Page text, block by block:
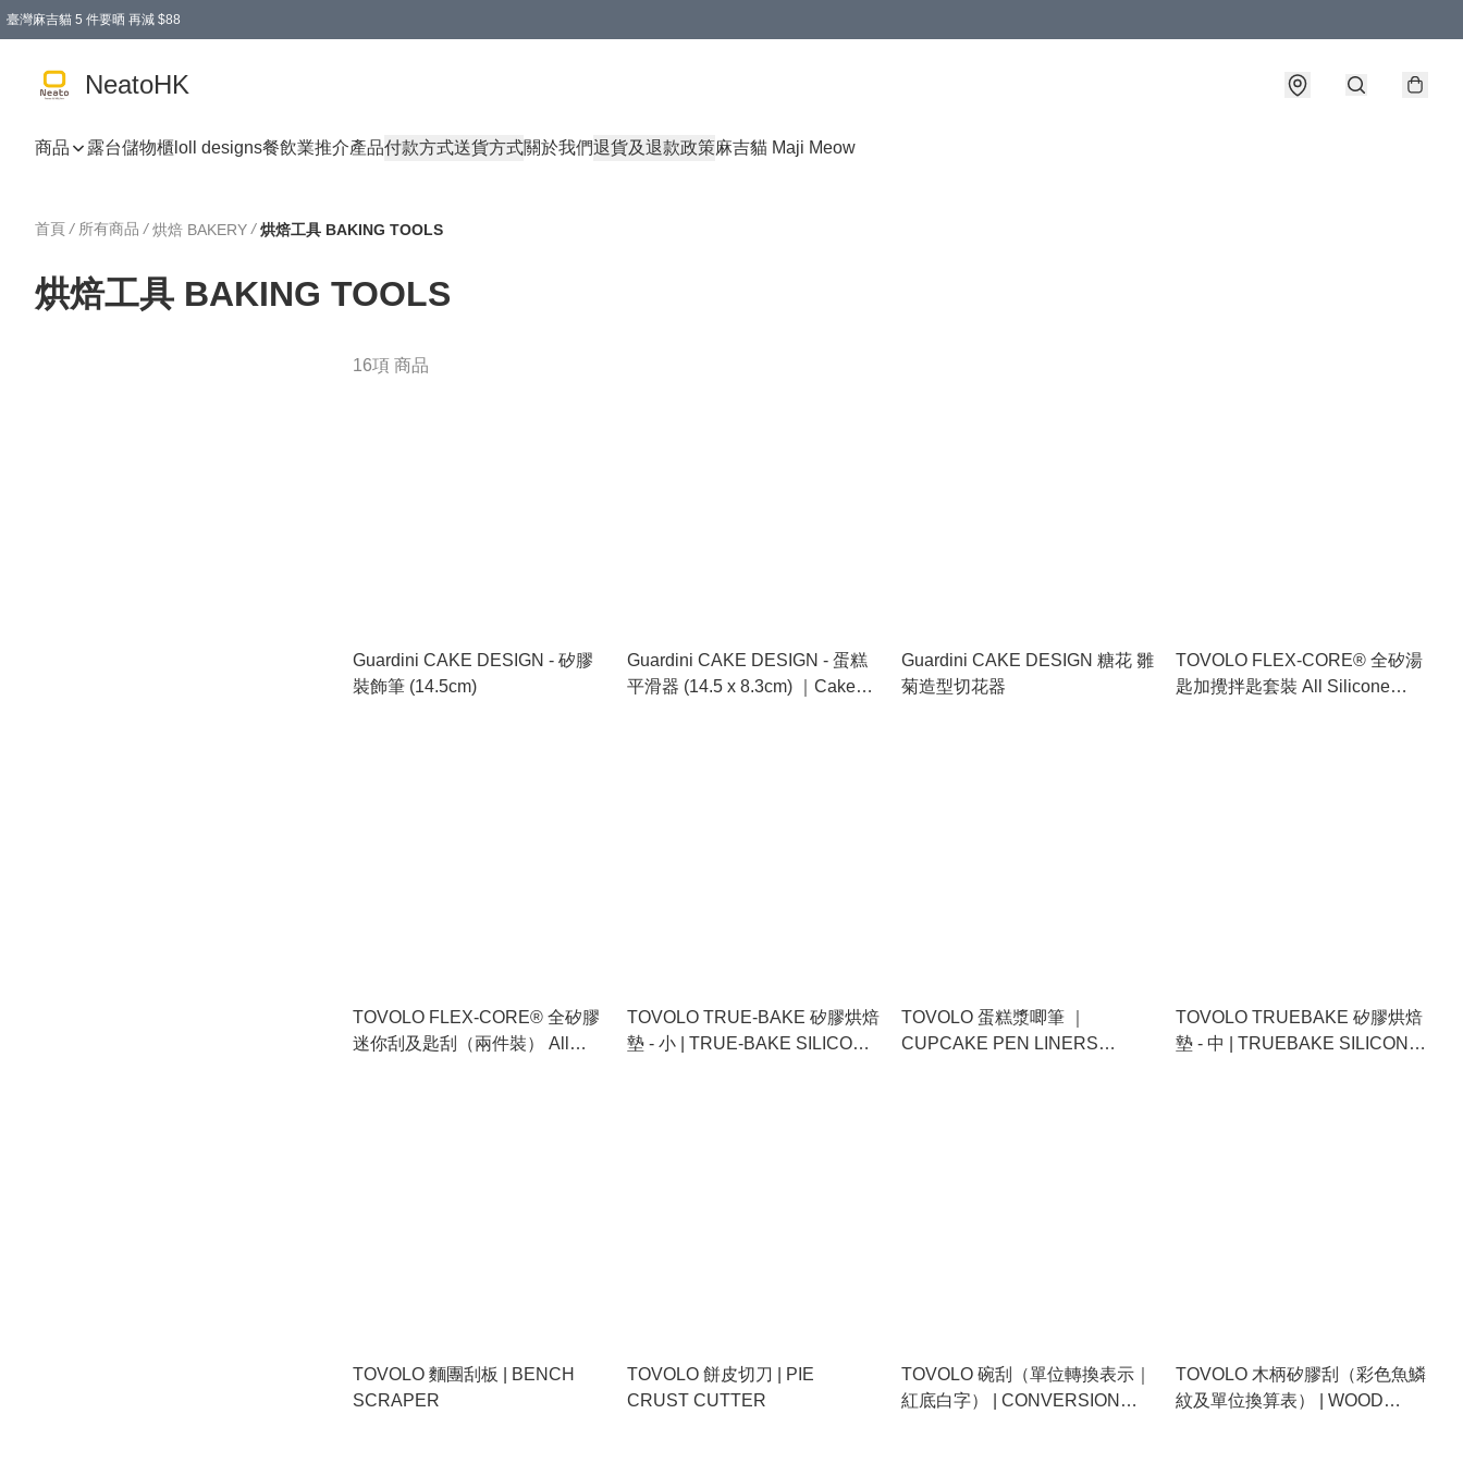
臺灣麻吉貓 5 件要晒 再減 $88
NeatoHK
商品 露台儲物櫃 loll designs餐飲業推介產品付款方式送貨方式關於我們退貨及退款政策麻吉貓 Maji Meow
首頁 / 所有商品 / 烘焙 BAKERY / 烘焙工具 BAKING TOOLS
烘焙工具 BAKING TOOLS
16項 商品
Guardini CAKE DESIGN - 矽膠
裝飾筆 (14.5cm)
Guardini CAKE DESIGN - 蛋糕
平滑器 (14.5 x 8.3cm) ｜Cake
Guardini CAKE DESIGN 糖花 雛
菊造型切花器
TOVOLO FLEX-CORE® 全矽湯
匙加攪拌匙套裝 All Silicone
TOVOLO FLEX-CORE® 全矽膠
迷你刮及匙刮（兩件裝） All
TOVOLO TRUE-BAKE 矽膠烘焙
墊 - 小 | TRUE-BAKE SILICONE
TOVOLO 蛋糕漿唧筆 ｜
CUPCAKE PEN LINERS
TOVOLO TRUEBAKE 矽膠烘焙
墊 - 中 | TRUEBAKE SILICONE
TOVOLO 麵團刮板 | BENCH
SCRAPER
TOVOLO 餅皮切刀 | PIE
CRUST CUTTER
TOVOLO 碗刮（單位轉換表示｜
紅底白字） | CONVERSION
TOVOLO 木柄矽膠刮（彩色魚鱗
紋及單位換算表） | WOOD